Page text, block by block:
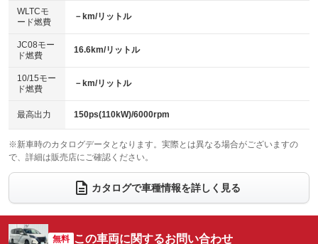
センターデフロック
：装備なし
電動格納ミラー
：装備あり
エアロ
：装備なし
：装備なし
パワーシート
ベンチシート
：装備なし
チップアップシート
：装備なし
：装備なし ：装備なし
ウォークスルー
：装備なし
電動リアゲート フロントカメラ
：装備あり
：装備なし ：装備あり
サイドカメラ
：装備あり ルーフレール
：装備なし
WLTCモ
ード燃費
－km/リットル
JC08モー
ド燃費
16.6km/リットル
10/15モー
ド燃費
－km/リットル
最高出力 150ps(110kW)/6000rpm
※新車時のカタログデータとなります。実際とは異なる場合がございますの
で、詳細は販売店にご確認ください。
カタログで車種情報を詳しく見る
無料 この車両に関するお問い合わせ